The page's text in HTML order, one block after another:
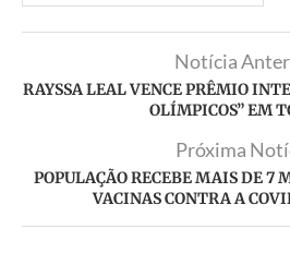
Notícia
RAYSSA LEAL VENCE PRÊMIO
OLÍMPICOS” EM
Próxima
POPULAÇÃO RECEBE MAIS DE 7
VACINAS CONTRA A